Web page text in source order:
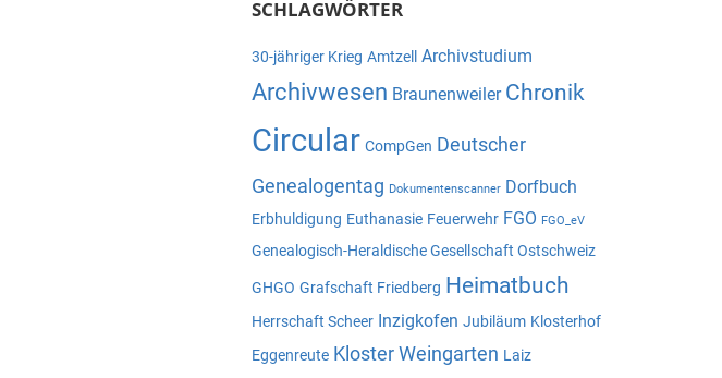
SCHLAGWÖRTER
30-jähriger Krieg Amtzell Archivstudium
Archivwesen Braunenweiler Chronik
Circular CompGen Deutscher
Genealogentag Dokumentenscanner Dorfbuch
Erbhuldigung Euthanasie Feuerwehr FGO FGO_eV
Genealogisch-Heraldische Gesellschaft Ostschweiz
GHGO Grafschaft Friedberg Heimatbuch
Herrschaft Scheer Inzigkofen Jubiläum Klosterhof
Eggenreute Kloster Weingarten Laiz